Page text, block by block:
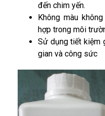
đến chim yến.
Không màu
hợp trong môi
Sử dụng tiết kiệm
gian và công sức